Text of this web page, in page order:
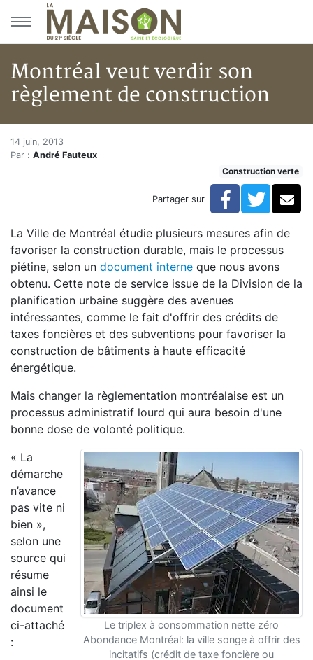
Aller au menu principal
Aller au contenu principal
Montréal veut verdir son
règlement de construction
Accueil
Articles
Montréal veut verdir son règlement de construction
Montréal veut verdir son
14 juin, 2013
Par : André Fauteux
Construction verte
Partager sur Facebook
La Ville de Montréal étudie plusieurs mesures afin de
favoriser la construction durable, mais le processus
piétine, selon un document interne que nous avons
obtenu. Cette note de service issue de la Division de la
planification urbaine suggère des avenues
intéressantes, comme le fait d'offrir des crédits de
taxes foncières et des subventions pour favoriser la
construction de bâtiments à haute efficacité
énergétique.
Mais changer la règlementation montréalaise est un
processus administratif lourd qui aura besoin d'une
bonne dose de volonté politique.
Le triplex à consommation nette zéro
Abondance Montréal: la ville songe à offrir des
incitatifs (crédit de taxe foncière ou
« La
démarche
n’avance
pas vite ni
bien »,
selon une
source qui
résume
ainsi le
document
ci-attaché
: